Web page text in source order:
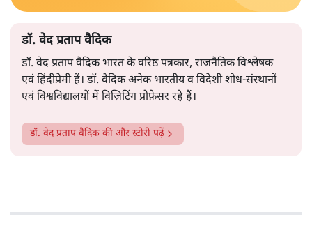
डॉ. वेद प्रताप वैदिक
डॉ. वेद प्रताप वैदिक भारत के वरिष्ठ पत्रकार, राजनैतिक विश्लेषक
एवं हिंदीप्रेमी हैं। डॉ. वैदिक अनेक भारतीय व विदेशी शोध-संस्थानों
एवं विश्वविद्यालयों में विज़िटिंग प्रोफ़ेसर रहे हैं।
डॉ. वेद प्रताप वैदिक की और स्टोरी पढ़ें